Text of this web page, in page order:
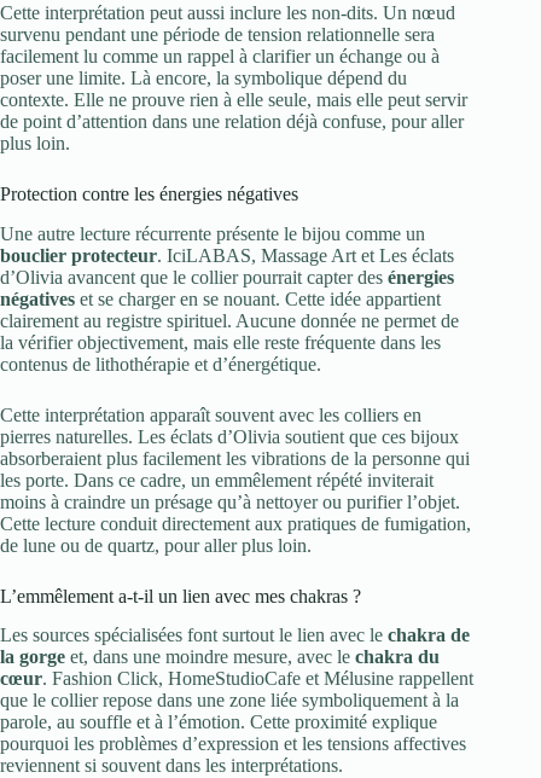
Cette interprétation peut aussi inclure les non-dits. Un nœud
survenu pendant une période de tension relationnelle sera
facilement lu comme un rappel à clarifier un échange ou à
poser une limite. Là encore, la symbolique dépend du
contexte. Elle ne prouve rien à elle seule, mais elle peut servir
de point d’attention dans une relation déjà confuse, pour aller
plus loin.
Protection contre les énergies négatives
Une autre lecture récurrente présente le bijou comme un
bouclier protecteur. IciLABAS, Massage Art et Les éclats
d’Olivia avancent que le collier pourrait capter des énergies
négatives et se charger en se nouant. Cette idée appartient
clairement au registre spirituel. Aucune donnée ne permet de
la vérifier objectivement, mais elle reste fréquente dans les
contenus de lithothérapie et d’énergétique.
Cette interprétation apparaît souvent avec les colliers en
pierres naturelles. Les éclats d’Olivia soutient que ces bijoux
absorberaient plus facilement les vibrations de la personne qui
les porte. Dans ce cadre, un emmêlement répété inviterait
moins à craindre un présage qu’à nettoyer ou purifier l’objet.
Cette lecture conduit directement aux pratiques de fumigation,
de lune ou de quartz, pour aller plus loin.
L’emmêlement a-t-il un lien avec mes chakras ?
Les sources spécialisées font surtout le lien avec le chakra de
la gorge et, dans une moindre mesure, avec le chakra du
cœur. Fashion Click, HomeStudioCafe et Mélusine rappellent
que le collier repose dans une zone liée symboliquement à la
parole, au souffle et à l’émotion. Cette proximité explique
pourquoi les problèmes d’expression et les tensions affectives
reviennent si souvent dans les interprétations.